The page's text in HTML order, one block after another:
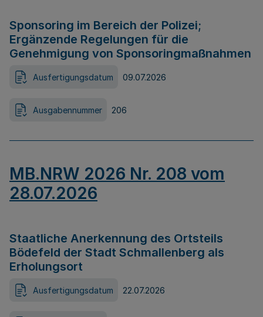
Sponsoring im Bereich der Polizei;
Ergänzende Regelungen für die
Genehmigung von Sponsoringmaßnahmen
Ausfertigungsdatum 09.07.2026
Ausgabennummer 206
MB.NRW 2026 Nr. 208 vom
28.07.2026
Staatliche Anerkennung des Ortsteils
Bödefeld der Stadt Schmallenberg als
Erholungsort
Ausfertigungsdatum 22.07.2026